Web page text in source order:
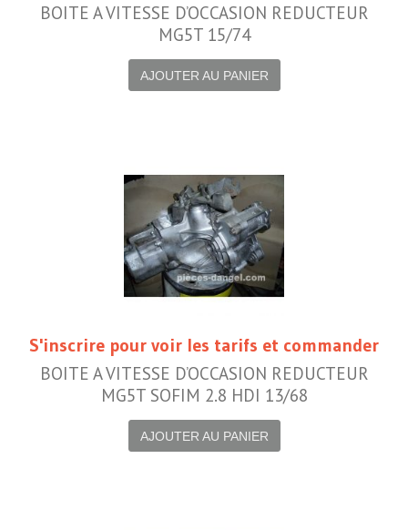
BOITE A VITESSE D’OCCASION REDUCTEUR
MG5T 15/74
AJOUTER AU PANIER
S'inscrire pour voir les tarifs et commander
BOITE A VITESSE D’OCCASION REDUCTEUR
MG5T SOFIM 2.8 HDI 13/68
AJOUTER AU PANIER